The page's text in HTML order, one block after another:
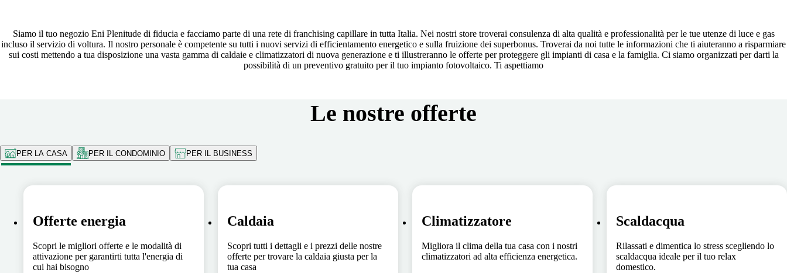
Siamo il tuo negozio Eni Plenitude di fiducia e facciamo parte di una rete di franchising capillare in tutta Italia. Nei nostri store troverai consulenza di alta qualità e professionalità per le tue utenze di luce e gas
incluso il servizio di voltura. Il nostro personale è competente su tutti i nuovi servizi di efficientamento energetico e sulla fruizione dei superbonus. Troverai da noi tutte le informazioni che ti aiuteranno a risparmiare
sui costi mettendo a tua disposizione una vasta gamma di caldaie e climatizzatori di nuova generazione e ti illustreranno le offerte per proteggere gli impianti di casa e la famiglia. Ci siamo organizzati per darti la
possibilità di un preventivo gratuito per il tuo impianto fotovoltaico. Ti aspettiamo
Le nostre offerte
PER LA CASA PER IL CONDOMINIO PER IL BUSINESS
Offerte energia
Scopri le migliori offerte e le modalità di
attivazione per garantirti tutta l'energia di
cui hai bisogno
Caldaia
Scopri tutti i dettagli e i prezzi delle nostre
offerte per trovare la caldaia giusta per la
tua casa
Climatizzatore
Migliora il clima della tua casa con i nostri
climatizzatori ad alta efficienza energetica.
Scaldacqua
Rilassati e dimentica lo stress scegliendo lo
scaldacqua ideale per il tuo relax
domestico.